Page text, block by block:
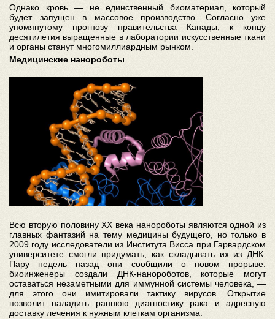
Однако кровь — не единственный биоматериал, который
будет запущен в массовое производство. Согласно уже
упомянутому прогнозу правительства Канады, к концу
десятилетия выращенные в лаборатории искусственные ткани
и органы станут многомиллиардным рынком.
Медицинские нанороботы
Всю вторую половину XX века нанороботы являются одной из
главных фантазий на тему медицины будущего, но только в
2009 году исследователи из Института Висса при Гарвардском
университете смогли придумать, как складывать их из ДНК.
Пару недель назад они сообщили о новом прорыве:
биоинженеры создали ДНК-нанороботов, которые могут
оставаться незаметными для иммунной системы человека, —
для этого они имитировали тактику вирусов. Открытие
позволит наладить раннюю диагностику рака и адресную
доставку лечения к нужным клеткам организма.